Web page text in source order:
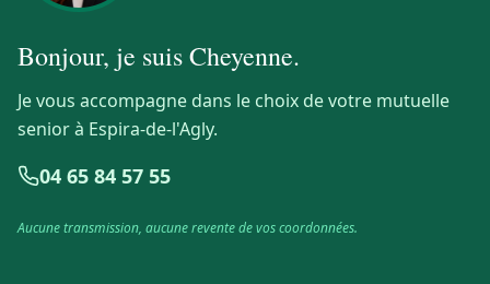
Bonjour, je suisCheyenne.
Je vous accompagne dans le choix de votre mutuelle
senior à Espira-de-l'Agly.
04 65 84 57 55
Aucune transmission, aucune revente de vos coordonnées.